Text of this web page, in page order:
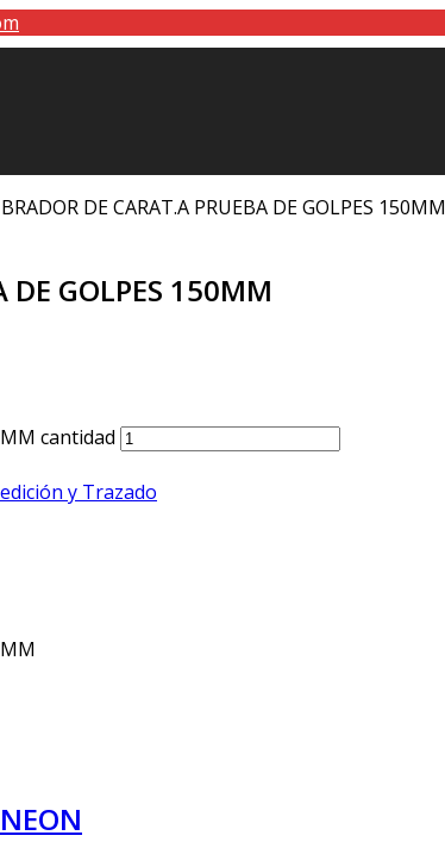
DE CARAT.A PRUEBA DE GOLPES 150MM
DE GOLPES 150MM
cantidad
y Trazado